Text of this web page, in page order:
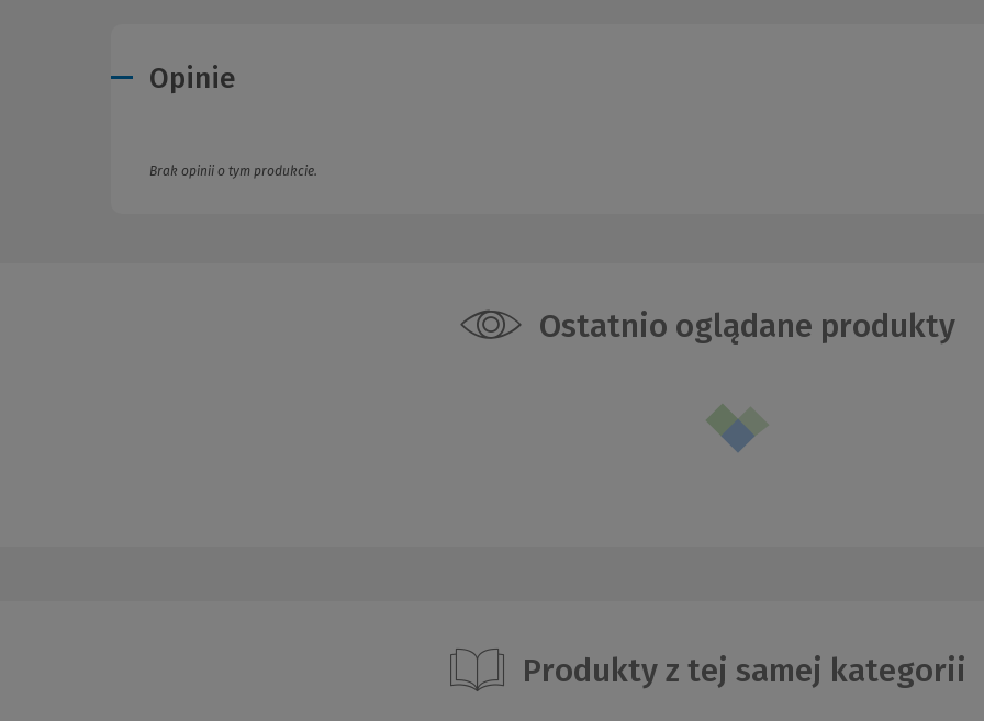
Opinie
Brak opinii o tym produkcie.
Ostatnio oglądane produkty
Produkty z tej samej kategorii